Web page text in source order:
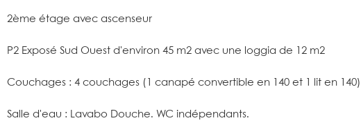
2ème étage avec ascenseur
P2 Exposé Sud Ouest d'environ 45 m2 avec une loggia de 12 m2
Couchages : 4 couchages (1 canapé convertible en 140 et 1 lit en 140)
Salle d'eau : Lavabo Douche. WC indépendants.